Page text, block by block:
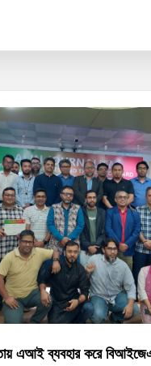
এআই ব্যবহার করে